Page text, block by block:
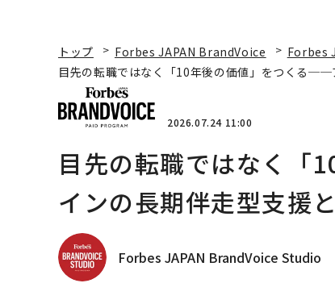
トップ Forbes JAPAN BrandVoice
Forbes
目先の転職ではなく「10年後の価値」をつくる──
2026.07.24 11:00
目先の転職ではなく
インの長期伴走型支援
Forbes JAPAN BrandVoice Studio